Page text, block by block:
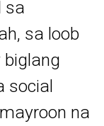
sa
sa loob
social
mayroon na